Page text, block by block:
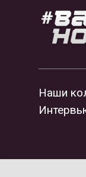
Наши